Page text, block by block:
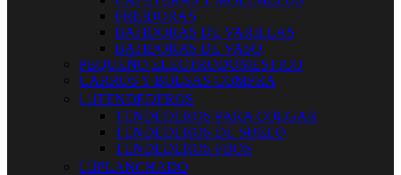
FREIDORAS
BATIDORAS DE VARILLAS
BATIDORAS DE VASO
PEQUEÑO ELECTRODOMESTICO
CARROS Y BOLSAS COMPRA
 TENDEDEROS
TENDEDEROS PARA COLGAR
TENDEDEROS DE SUELO
TENDEDEROS FIJOS
 PLANCHADO